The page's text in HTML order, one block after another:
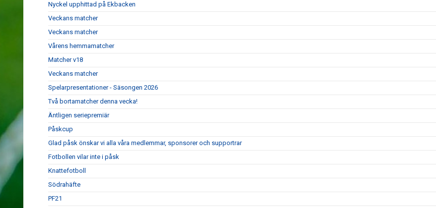
Nyckel upphittad på Ekbacken
Veckans matcher
Veckans matcher
Vårens hemmamatcher
Matcher v18
Veckans matcher
Spelarpresentationer - Säsongen 2026
Två bortamatcher denna vecka!
Äntligen seriepremiär
Påskcup
Glad påsk önskar vi alla våra medlemmar, sponsorer och supportrar
Fotbollen vilar inte i påsk
Knattefotboll
Södrahäfte
PF21